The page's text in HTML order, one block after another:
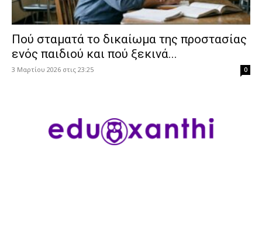
Πού σταματά το δικαίωμα της προστασίας
ενός παιδιού και πού ξεκινά...
3 Μαρτίου 2026 στις 23:25 0